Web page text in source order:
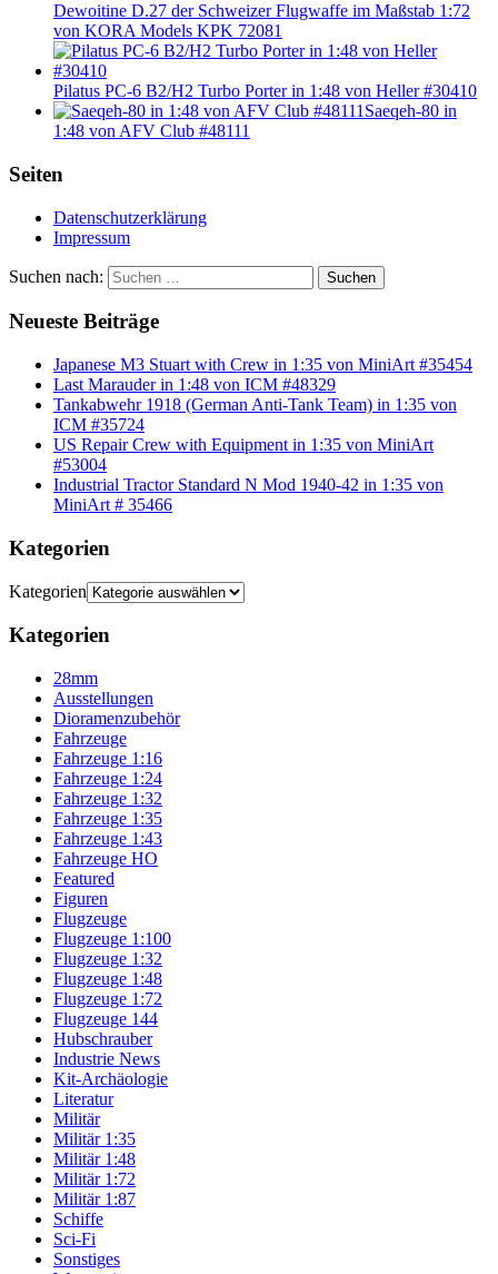
Dewoitine D.27 der Schweizer Flugwaffe im Maßstab 1:72
von KORA Models KPK 72081
Pilatus PC-6 B2/H2 Turbo Porter in 1:48 von Heller #30410
Saeqeh-80 in
1:48 von AFV Club #48111
Seiten
Datenschutzerklärung
Impressum
Suchen nach: Suchen
Neueste Beiträge
Japanese M3 Stuart with Crew in 1:35 von MiniArt #35454
Last Marauder in 1:48 von ICM #48329
Tankabwehr 1918 (German Anti-Tank Team) in 1:35 von
ICM #35724
US Repair Crew with Equipment in 1:35 von MiniArt
#53004
Industrial Tractor Standard N Mod 1940-42 in 1:35 von
MiniArt # 35466
Kategorien
Kategorien
Kategorien
28mm
Ausstellungen
Dioramenzubehör
Fahrzeuge
Fahrzeuge 1:16
Fahrzeuge 1:24
Fahrzeuge 1:32
Fahrzeuge 1:35
Fahrzeuge 1:43
Fahrzeuge HO
Featured
Figuren
Flugzeuge
Flugzeuge 1:100
Flugzeuge 1:32
Flugzeuge 1:48
Flugzeuge 1:72
Flugzeuge 144
Hubschrauber
Industrie News
Kit-Archäologie
Literatur
Militär
Militär 1:35
Militär 1:48
Militär 1:72
Militär 1:87
Schiffe
Sci-Fi
Sonstiges